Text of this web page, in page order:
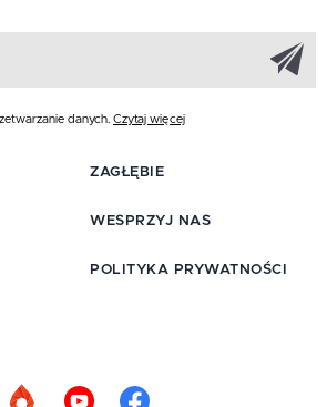
danych. Czytaj więcej
ZAGŁĘBIE
WESPRZYJ NAS
POLITYKA PRYWATNOŚCI